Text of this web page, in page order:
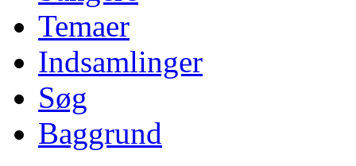
Temaer
Indsamlinger
Søg
Baggrund